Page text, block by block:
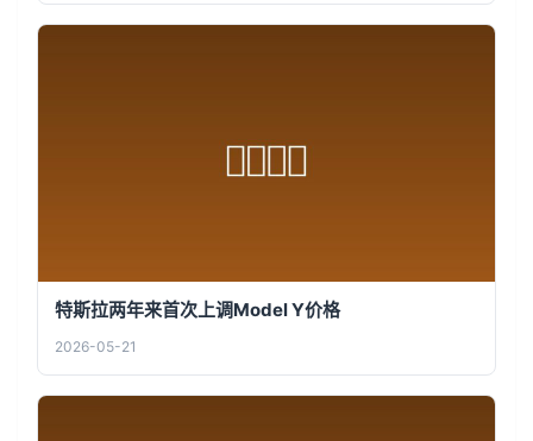
特斯拉两年来首次上调Model Y价格
2026-05-21